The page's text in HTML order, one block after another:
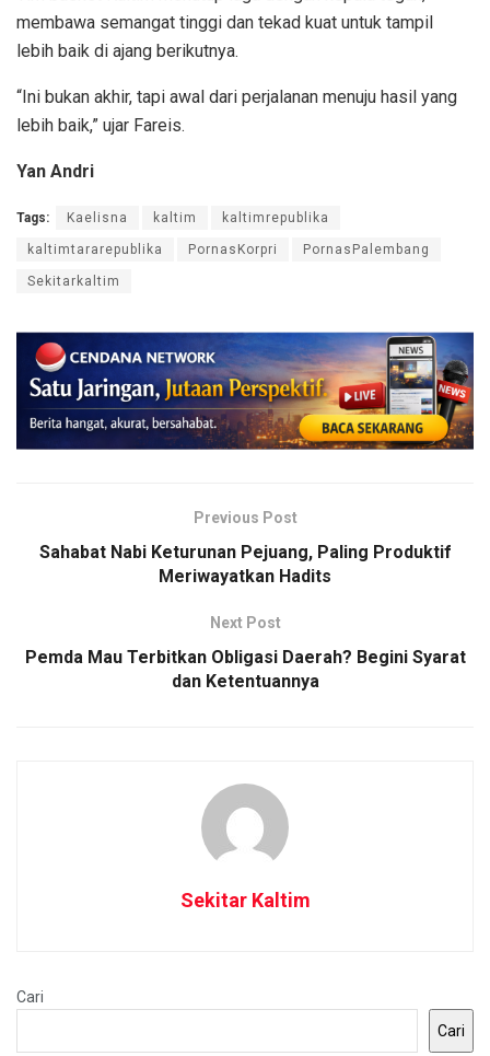
membawa semangat tinggi dan tekad kuat untuk tampil
lebih baik di ajang berikutnya.
“Ini bukan akhir, tapi awal dari perjalanan menuju hasil yang
lebih baik,” ujar Fareis.
Yan Andri
Tags: Kaelisna kaltim kaltimrepublika
kaltimtararepublika PornasKorpri PornasPalembang
Sekitarkaltim
Previous Post
Sahabat Nabi Keturunan Pejuang, Paling Produktif
Meriwayatkan Hadits
Next Post
Pemda Mau Terbitkan Obligasi Daerah? Begini Syarat
dan Ketentuannya
Sekitar Kaltim
Cari
Cari